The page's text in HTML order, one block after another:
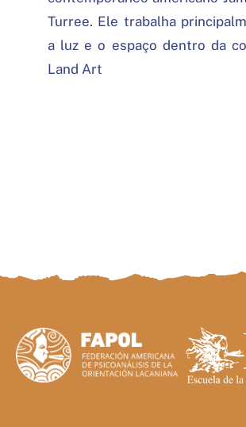
Turree. Ele trabalha
a luz e o espaço dentro da
Land Art